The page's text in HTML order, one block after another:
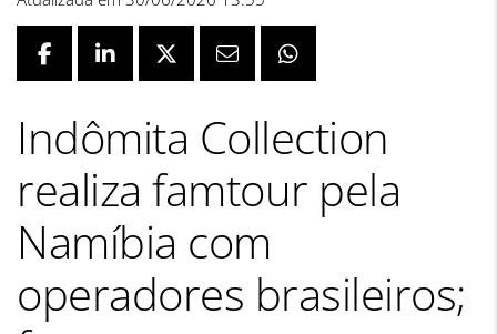
Indômita Collection
realiza famtour pela
Namíbia com
operadores brasileiros;